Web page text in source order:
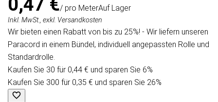
0,47 €/ pro MeterAuf Lager
Inkl. MwSt., exkl. Versandkosten
Wir bieten einen Rabatt von bis zu 25%! - Wir liefern unseren
Paracord in einem Bündel, individuell angepassten Rolle und
Standardrolle.
Kaufen Sie 30 für 0,44 € und sparen Sie 6%
Kaufen Sie 300 für 0,35 € und sparen Sie 26%